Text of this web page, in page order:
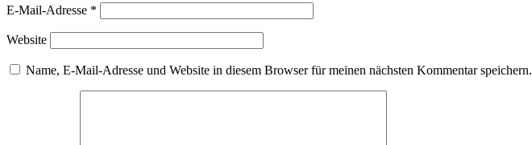
E-Mail-Adresse *
Website
Name, E-Mail-Adresse und Website in diesem Browser für meinen nächsten Kommentar speichern.